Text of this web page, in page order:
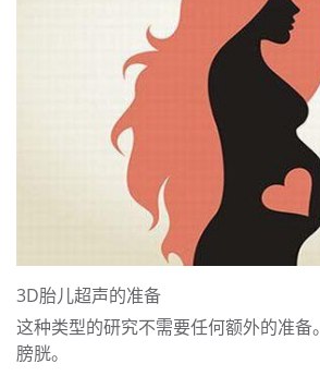
3D胎儿超声的准备
这种类型的研究不需要任何额外的准备
膀胱。